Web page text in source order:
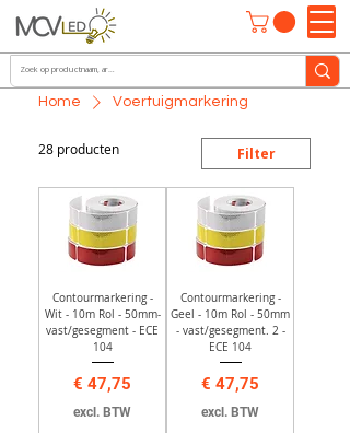
Home Voertuigmarkering
28 producten Filter
Contourmarkering -
Wit - 10m Rol - 50mm-
vast/gesegment - ECE
104
Prijs
€ 47,75
excl. BTW
Contourmarkering -
Geel - 10m Rol - 50mm
- vast/gesegment. 2 -
ECE 104
Prijs
€ 47,75
excl. BTW